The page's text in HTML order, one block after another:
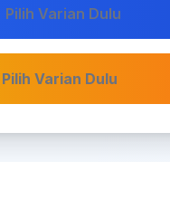
Pilih Varian Dulu
Varian Dulu